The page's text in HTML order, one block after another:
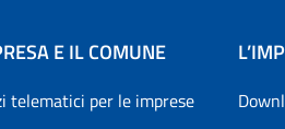
E IL COMUNE
telematici per le imprese